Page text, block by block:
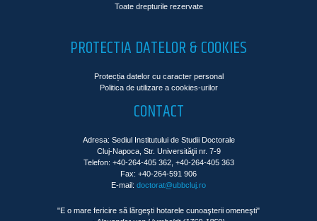
Toate drepturile rezervate
PROTECTIA DATELOR & COOKIES
Protecția datelor cu caracter personal
Politica de utilizare a cookies-urilor
CONTACT
Adresa: Sediul Institutului de Studii Doctorale
Cluj-Napoca, Str. Universităţii nr. 7-9
Telefon: +40-264-405 362, +40-264-405 363
Fax: +40-264-591 906
E-mail: doctorat@ubbcluj.ro
"E o mare fericire să lărgeşti hotarele cunoaşterii omeneşti"